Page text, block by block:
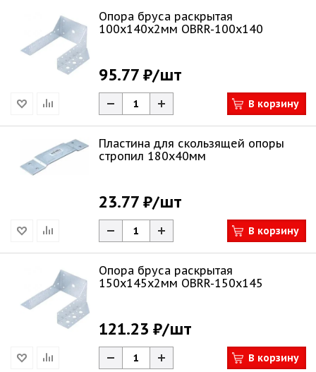
Опора бруса раскрытая
100х140х2мм OBRR-100x140
95.77 ₽/шт
В корзину
Пластина для скользящей опоры
стропил 180х40мм
23.77 ₽/шт
В корзину
Опора бруса раскрытая
150х145х2мм OBRR-150x145
121.23 ₽/шт
В корзину